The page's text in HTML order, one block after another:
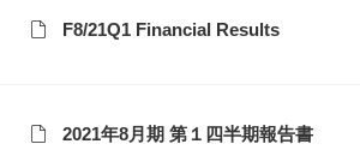
F8/21Q1 Financial Results
2021年8月期 第１四半期報告書